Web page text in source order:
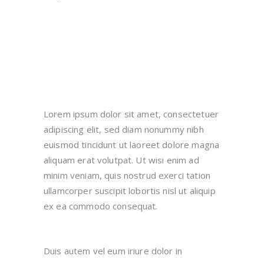
Lorem ipsum dolor sit amet, consectetuer
adipiscing elit, sed diam nonummy nibh
euismod tincidunt ut laoreet dolore magna
aliquam erat volutpat. Ut wisi enim ad
minim veniam, quis nostrud exerci tation
ullamcorper suscipit lobortis nisl ut aliquip
ex ea commodo consequat.
Duis autem vel eum iriure dolor in